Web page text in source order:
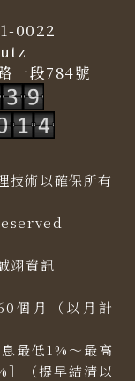
0022
一段784號
技術以確保所有
翊資訊
個月（以月計
最低1%～最高
］（提早結清以